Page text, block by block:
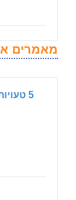
מאמרים
5